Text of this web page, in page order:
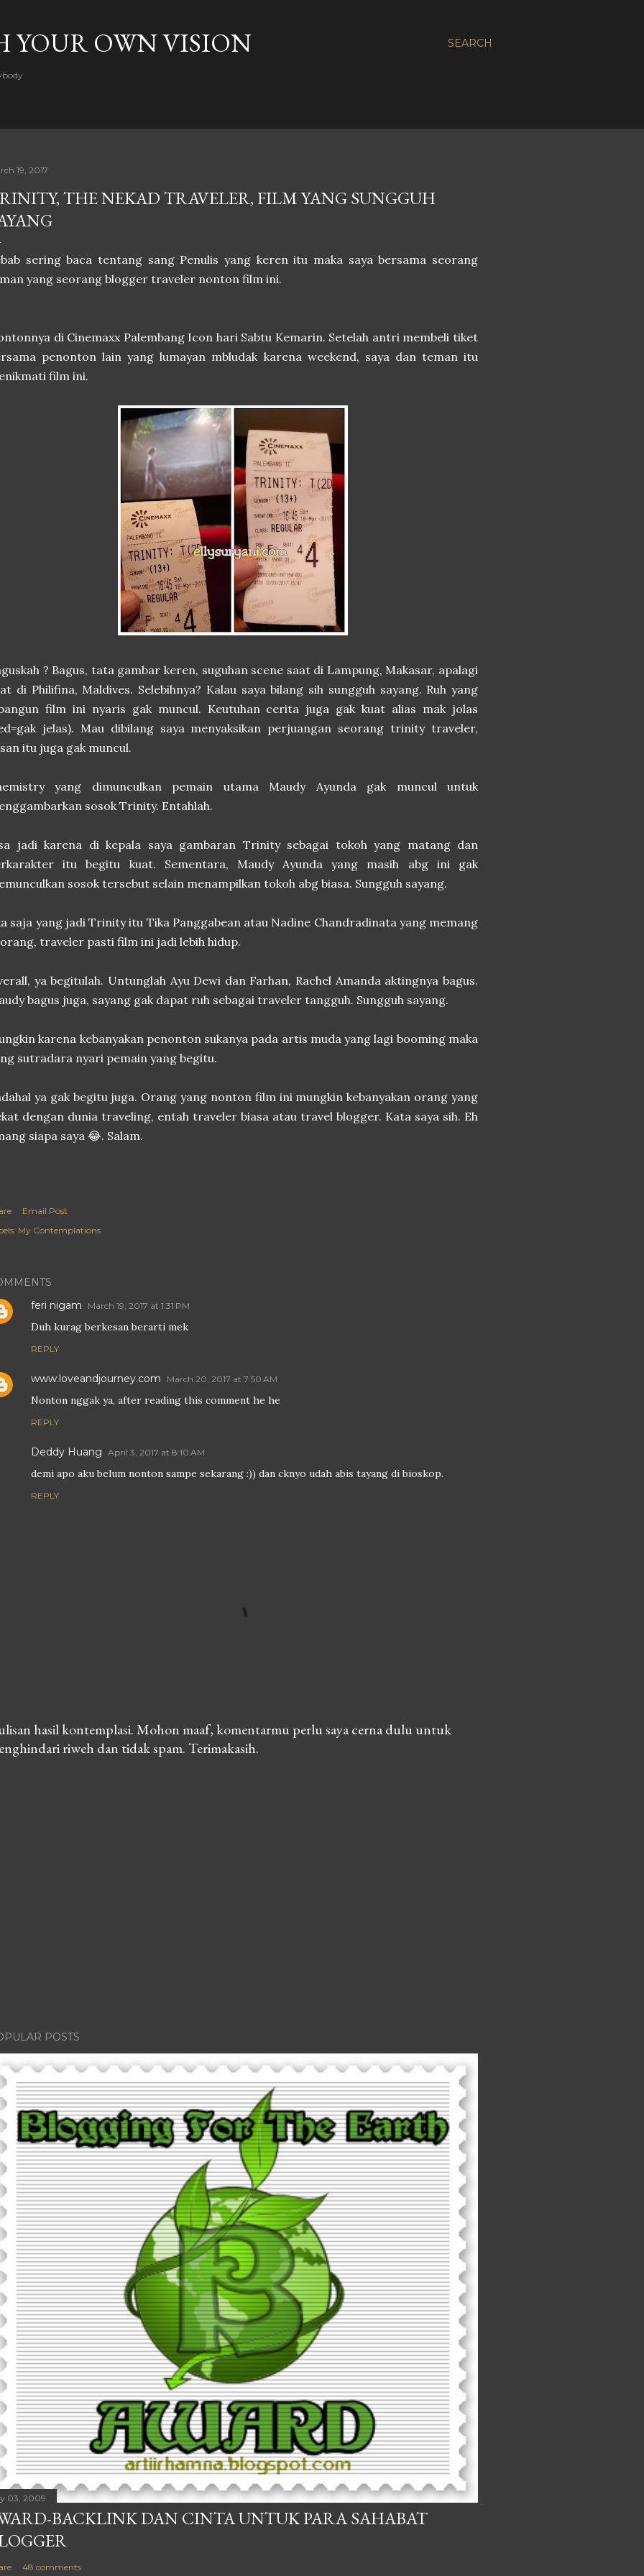
SEARCH
YOUR OWN VISION
19, 2017
THE NEKAD TRAVELER, FILM YANG SUNGGUH
sering baca tentang sang Penulis yang keren itu maka saya bersama seorang
yang seorang blogger traveler nonton film ini.
di Cinemaxx Palembang Icon hari Sabtu Kemarin. Setelah antri membeli tiket
penonton lain yang lumayan mbludak karena weekend, saya dan teman itu
film ini.
? Bagus, tata gambar keren, suguhan scene saat di Lampung, Makasar, apalagi
di Philifina, Maldives. Selebihnya? Kalau saya bilang sih sungguh sayang. Ruh yang
film ini nyaris gak muncul. Keutuhan cerita juga gak kuat alias mak jolas
jelas). Mau dibilang saya menyaksikan perjuangan seorang trinity traveler,
itu juga gak muncul.
yang dimunculkan pemain utama Maudy Ayunda gak muncul untuk
sosok Trinity. Entahlah.
jadi karena di kepala saya gambaran Trinity sebagai tokoh yang matang dan
itu begitu kuat. Sementara, Maudy Ayunda yang masih abg ini gak
sosok tersebut selain menampilkan tokoh abg biasa. Sungguh sayang.
saja yang jadi Trinity itu Tika Panggabean atau Nadine Chandradinata yang memang
traveler pasti film ini jadi lebih hidup.
ya begitulah. Untunglah Ayu Dewi dan Farhan, Rachel Amanda aktingnya bagus.
bagus juga, sayang gak dapat ruh sebagai traveler tangguh. Sungguh sayang.
karena kebanyakan penonton sukanya pada artis muda yang lagi booming maka
sutradara nyari pemain yang begitu.
ya gak begitu juga. Orang yang nonton film ini mungkin kebanyakan orang yang
dengan dunia traveling, entah traveler biasa atau travel blogger. Kata saya sih. Eh
siapa saya 😂. Salam.
Email Post
My Contemplations
feri nigam
March 19, 2017 at 1:31 PM
Duh kurag berkesan berarti mek
REPLY
www.loveandjourney.com March 20, 2017 at 7:50 AM
Nonton nggak ya, after reading this comment he he
REPLY
Deddy Huang April 3, 2017 at 8:10 AM
demi apo aku belum nonton sampe sekarang :)) dan cknyo udah abis tayang di bioskop.
REPLY
hasil kontemplasi. Mohon maaf, komentarmu perlu saya cerna dulu untuk
riweh dan tidak spam. Terimakasih.
POSTS
03, 2009
BACKLINK DAN CINTA UNTUK PARA SAHABAT
48 comments